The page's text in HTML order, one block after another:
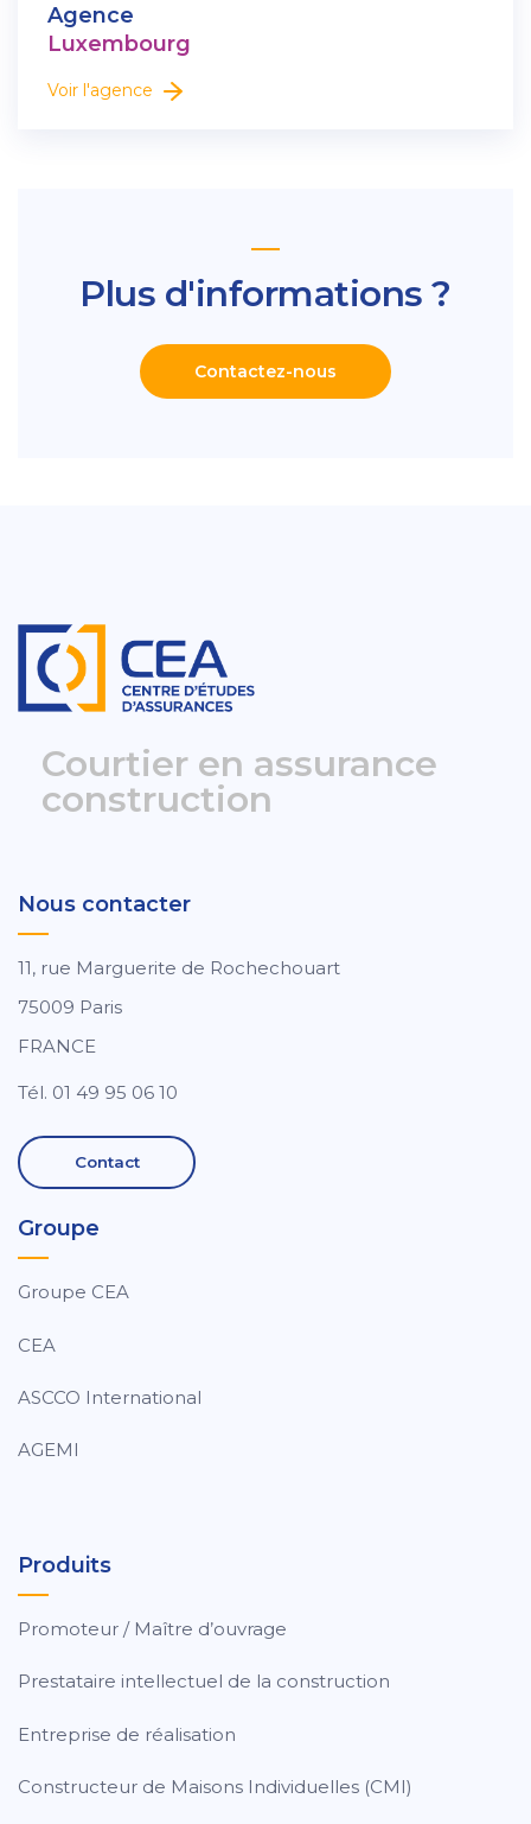
Agence
Luxembourg
Voir l'agence
Plus d'informations ?
Contactez-nous
Courtier en assurance
construction
Nous contacter
11, rue Marguerite de Rochechouart
75009 Paris
FRANCE
Tél. 01 49 95 06 10
Contact
Groupe
Groupe CEA
CEA
ASCCO International
AGEMI
Produits
Promoteur / Maître d’ouvrage
Prestataire intellectuel de la construction
Entreprise de réalisation
Constructeur de Maisons Individuelles (CMI)